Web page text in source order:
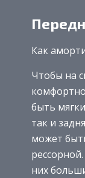
Как
Чтобы на
быть
так и
может
них